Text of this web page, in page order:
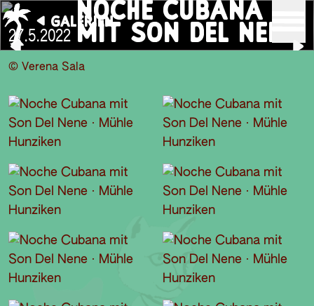
GALERIEN
27.5.2022
NOCHE CUBANA
MIT SON DEL NENE
© Verena Sala